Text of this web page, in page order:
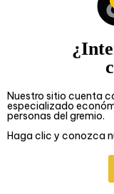
Nuestro sitio cuenta
especializado
personas del gremio.
Haga clic y conozca